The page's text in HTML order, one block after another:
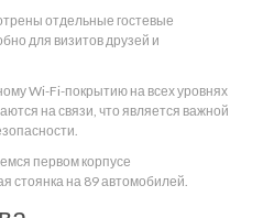
отдельные гостевые
для визитов друзей и
Wi-Fi-покрытию на всех уровнях
на связи, что является важной
первом корпусе
стоянка на 89 автомобилей.